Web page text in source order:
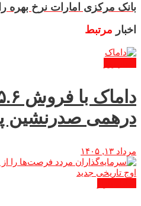
بانک مرکزی امارات نرخ بهره را در سطح
اخبار مرتبط
درهمی صدرنشین
مرداد ۱۳, ۱۴۰۵